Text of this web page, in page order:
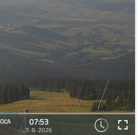
07:53
7. 8. 2026